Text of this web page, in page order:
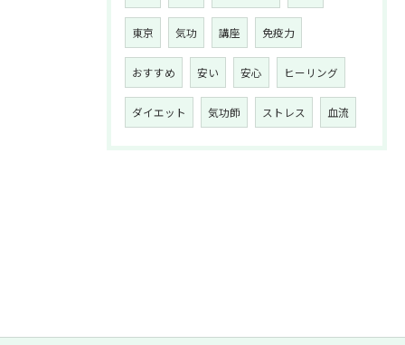
東京 気功 講座 免疫力
おすすめ 安い 安心 ヒーリング
ダイエット 気功師 ストレス 血流